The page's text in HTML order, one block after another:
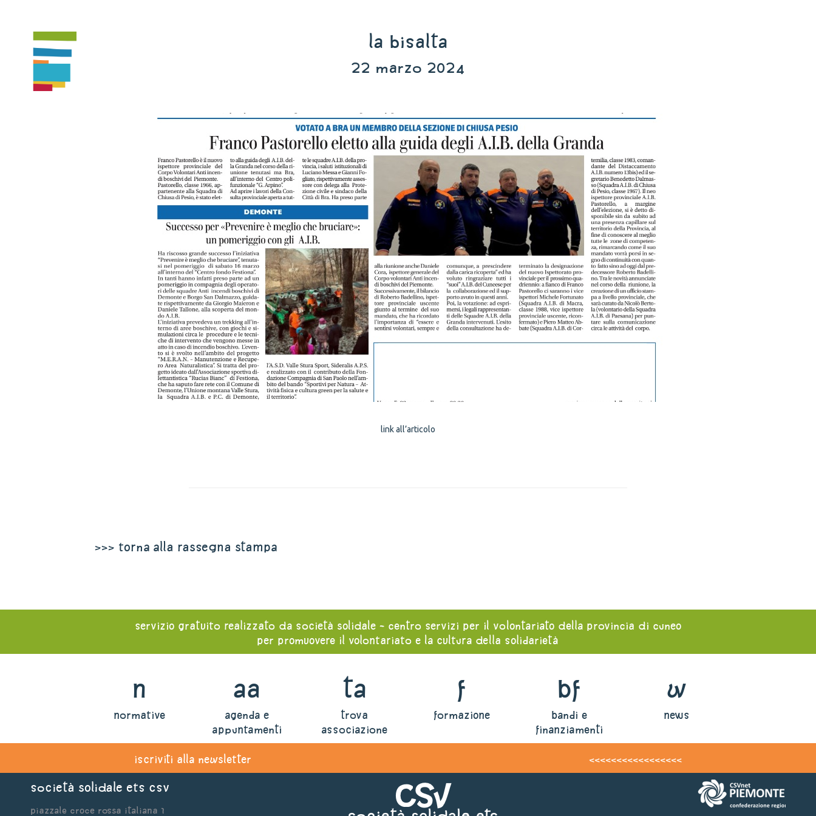
La Bisalta
22 marzo 2024
link all’articolo
>>> torna alla rassegna stampa
servizio gratuito realizzato da società solidale - centro servizi per il volontariato della provincia di cuneo
per promuovere il volontariato e la cultura della solidarietà
n
normative
aa
agenda e
appuntamenti
ta
trova
associazione
f
formazione
bf
bandi e
finanziamenti
w
news
iscriviti alla newsletter <<<<<<<<<<<<<<<<<
Società Solidale ets CSV
Piazzale Croce Rossa Italiana 1